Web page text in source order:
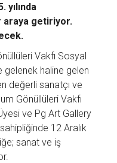
araya getiriyor.
Vakfı Sosyal
haline gelen
değerli sanatçı ve
Gönüllüleri Vakfı
ve Pg Art Gallery
12 Aralık
sanat ve iş